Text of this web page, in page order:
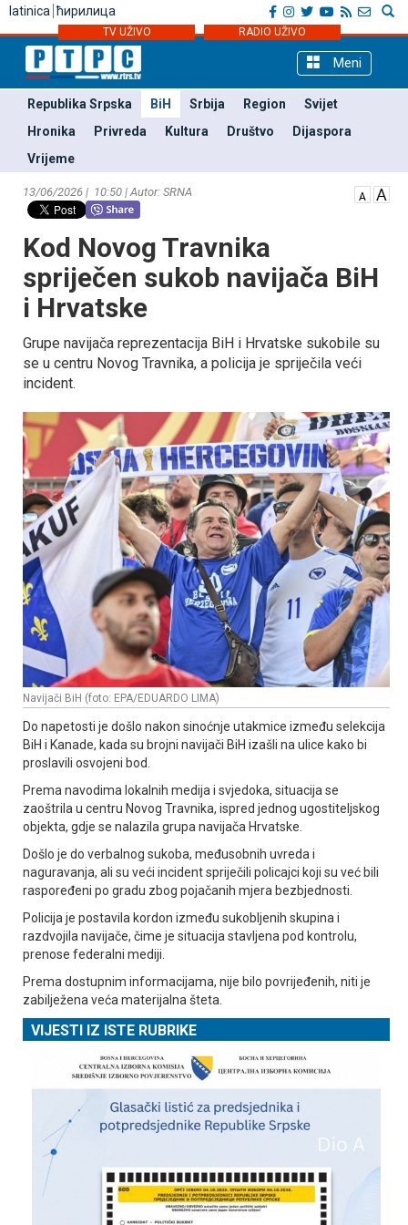
latinica ћирилица
TV UŽIVO RADIO UŽIVO
Meni
Republika Srpska BiH Srbija Region
Svijet
Hronika
Privreda Kultura Društvo
Dijaspora
Vrijeme
13/06/2026 | 10:50 | Autor: SRNA
Kod Novog Travnika
spriječen sukob navijača BiH
i Hrvatske
Grupe navijača reprezentacija BiH i Hrvatske sukobile su
se u centru Novog Travnika, a policija je spriječila veći
incident.
Navijači BiH (foto: EPA/EDUARDO LIMA)
Do napetosti je došlo nakon sinoćnje utakmice između selekcija
BiH i Kanade, kada su brojni navijači BiH izašli na ulice kako bi
proslavili osvojeni bod.
Prema navodima lokalnih medija i svjedoka, situacija se
zaoštrila u centru Novog Travnika, ispred jednog ugostiteljskog
objekta, gdje se nalazila grupa navijača Hrvatske.
Došlo je do verbalnog sukoba, međusobnih uvreda i
naguravanja, ali su veći incident spriječili policajci koji su već bili
raspoređeni po gradu zbog pojačanih mjera bezbjednosti.
Policija je postavila kordon između sukobljenih skupina i
razdvojila navijače, čime je situacija stavljena pod kontrolu,
prenose federalni mediji.
Prema dostupnim informacijama, nije bilo povrijeđenih, niti je
zabilježena veća materijalna šteta.
VIJESTI IZ ISTE RUBRIKE